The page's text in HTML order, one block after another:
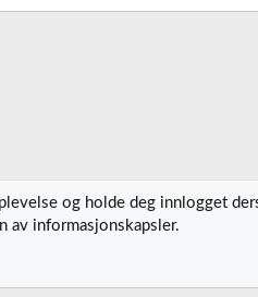
Kontakt oss Vilkår og regler
og holde deg innlogget
av informasjonskapsler.